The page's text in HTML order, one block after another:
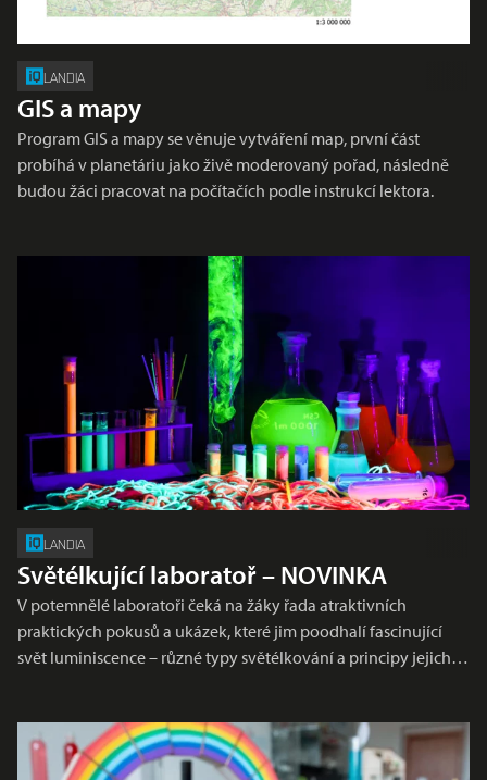
LANDIA
GIS a mapy
Program GIS a mapy se věnuje vytváření map, první část
probíhá v planetáriu jako živě moderovaný pořad, následně
budou žáci pracovat na počítačích podle instrukcí lektora.
LANDIA
Světélkující laboratoř – NOVINKA
V potemnělé laboratoři čeká na žáky řada atraktivních
praktických pokusů a ukázek, které jim poodhalí fascinující
svět luminiscence – různé typy světélkování a principy jejich…